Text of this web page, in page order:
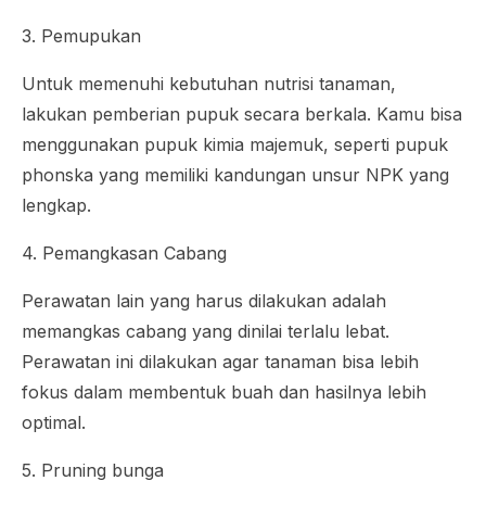
3. Pemupukan
Untuk memenuhi kebutuhan nutrisi tanaman,
lakukan pemberian pupuk secara berkala. Kamu bisa
menggunakan pupuk kimia majemuk, seperti pupuk
phonska yang memiliki kandungan unsur NPK yang
lengkap.
4. Pemangkasan Cabang
Perawatan lain yang harus dilakukan adalah
memangkas cabang yang dinilai terlalu lebat.
Perawatan ini dilakukan agar tanaman bisa lebih
fokus dalam membentuk buah dan hasilnya lebih
optimal.
5. Pruning bunga